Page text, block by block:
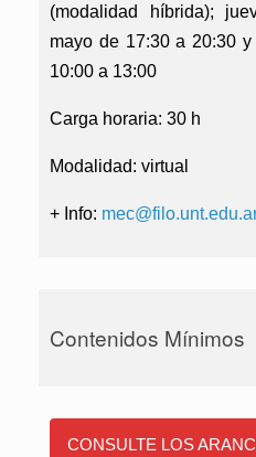
(modalidad híbrida);
mayo de 17:30 a 20:30
10:00 a 13:00
Carga horaria: 30 h
Modalidad: virtual
+ Info:
Contenidos Mínimos
CONSULTE LOS